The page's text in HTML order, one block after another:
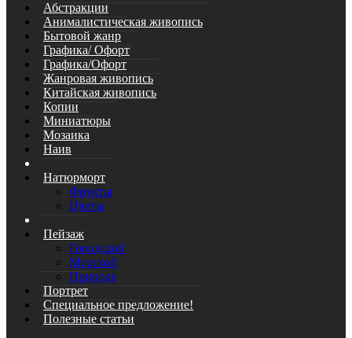
Абстракции
Анималистическая живопись
Бытовой жанр
Графика/ Офорт
Графика/Офорт
Жанровая живопись
Китайская живопись
Копии
Миниатюры
Мозаика
Наив
Натюрморт
Фрукты
Цветы
Пейзаж
Городской
Морской
Природа
Портрет
Специальное предложение!
Полезные статьи